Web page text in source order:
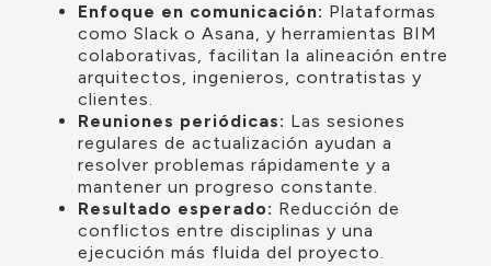
Enfoque en comunicación: Plataformas
como Slack o Asana, y herramientas BIM
colaborativas, facilitan la alineación entre
arquitectos, ingenieros, contratistas y
clientes.
Reuniones periódicas: Las sesiones
regulares de actualización ayudan a
resolver problemas rápidamente y a
mantener un progreso constante.
Resultado esperado: Reducción de
conflictos entre disciplinas y una
ejecución más fluida del proyecto.